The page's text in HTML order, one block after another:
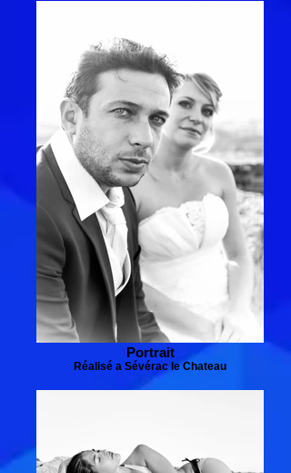
Portrait
Réalisé a Sévérac le Chateau